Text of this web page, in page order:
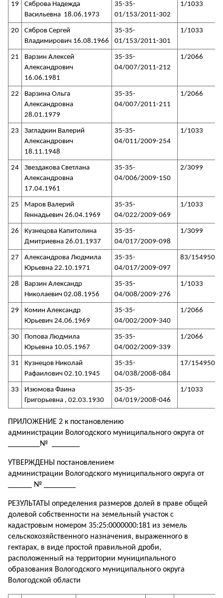
19
Сяброва Надежда
Васильевна 18.06.1973
35-35-
01/153/2011-302
1/1033
20
Сябров Сергей
Владимирович 16.08.1966
35-35-
01/153/2011-301
1/1033
21
Варзин Алексей
Александрович
16.06.1981
35-35-
04/007/2011-212
1/2066
22
Варзина Ольга
Александровна
28.01.1979
35-35-
04/007/2011-211
1/2066
23
Загладкин Валерий
Александрович
18.11.1948
35-35-
04/011/2009-254
1/1033
24
Звездакова Светлана
Александровна
17.04.1961
35-35-
04/006/2009-150
2/3099
25
Маров Валерий
Геннадьевич 26.04.1969
35-35-
04/022/2009-069
1/1033
26
Кузнецова Капитолина
Дмитриевна 26.01.1937
35-35-
04/017/2009-098
1/3099
27
Александрова Людмила
Юрьевна 22.10.1971
35-35-
04/017/2009-097
83/154950
28
Варзин Александр
Николаевич 02.08.1956
35-35-
04/008/2009-276
1/1033
29
Комин Александр
Юрьевич 24.06.1969
35-35-
04/002/2009-340
1/2066
30
Попова Людмила
Юрьевна 10.05.1967
35-35-
04/002/2009-339
1/2066
31
Кузнецов Николай
Рафаилович 02.10.1945
35-35-
04/038/2008-084
17/154950
33
Изюмова Фаина
Григорьевна , 02.03.1930
35-35-
04/019/2008-046
1/1033
ПРИЛОЖЕНИЕ 2 к постановлению
администрации Вологодского муниципального округа от
________№ _______
УТВЕРЖДЕНЫ постановлением
администрации Вологодского муниципального округа от
______ № ________
РЕЗУЛЬТАТЫ определения размеров долей в праве общей
долевой собственности на земельный участок с
кадастровым номером 35:25:0000000:181 из земель
сельскохозяйственного назначения, выраженного в
гектарах, в виде простой правильной дроби,
расположенный на территории муниципального
образования Вологодского муниципального округа
Вологодской области